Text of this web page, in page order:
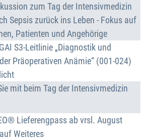
zum Tag der Intensivmedizin
Sepsis zurück ins Leben - Fokus auf
Patienten und Angehörige
S3-Leitlinie „Diagnostik und
Präoperativen Anämie“ (001-024)
mit beim Tag der Intensivmedizin
Lieferengpass ab vrsl. August
Weiteres